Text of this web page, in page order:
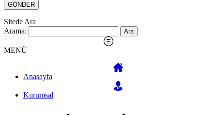
Sitede Ara
Arama:
MENÜ
Anasayfa
Kurumsal